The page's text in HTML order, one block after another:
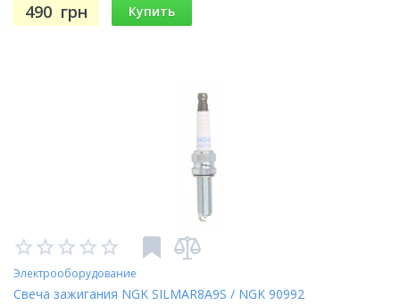
490 грн Купить
Электрооборудование
Свеча зажигания NGK SILMAR8A9S / NGK 90992